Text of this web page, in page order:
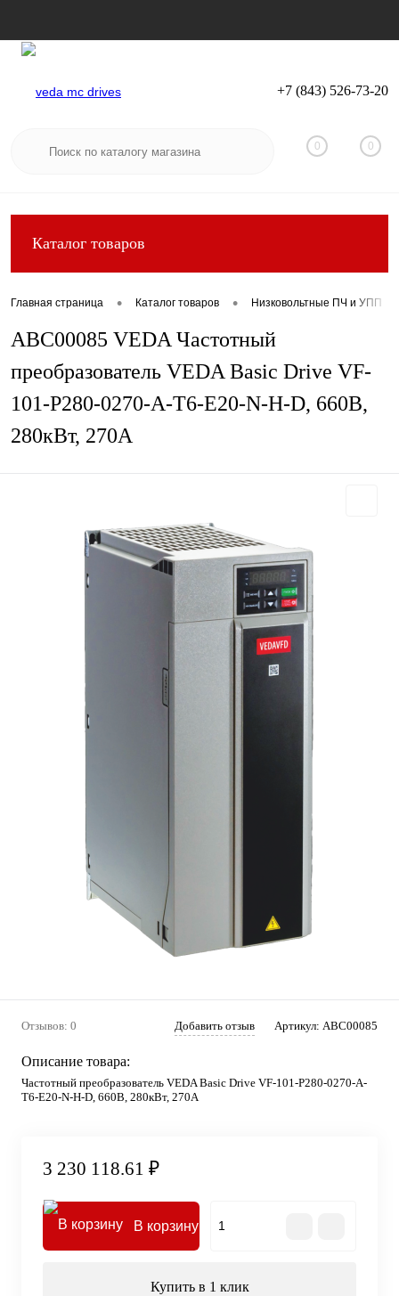
Вход Регистрация
+7 (843) 526-73-20
0 0
Каталог товаров
Главная страница • Каталог товаров • Низковольтные ПЧ и УПП
ABC00085 VEDA Частотный
преобразователь VEDA Basic Drive VF-
101-P280-0270-A-T6-E20-N-H-D, 660В,
280кВт, 270А
Отзывов: 0 Добавить отзыв Артикул: ABC00085
Описание товара:
Частотный преобразователь VEDA Basic Drive VF-101-P280-0270-A-
T6-E20-N-H-D, 660В, 280кВт, 270А
3 230 118.61 ₽
В корзину
Купить в 1 клик